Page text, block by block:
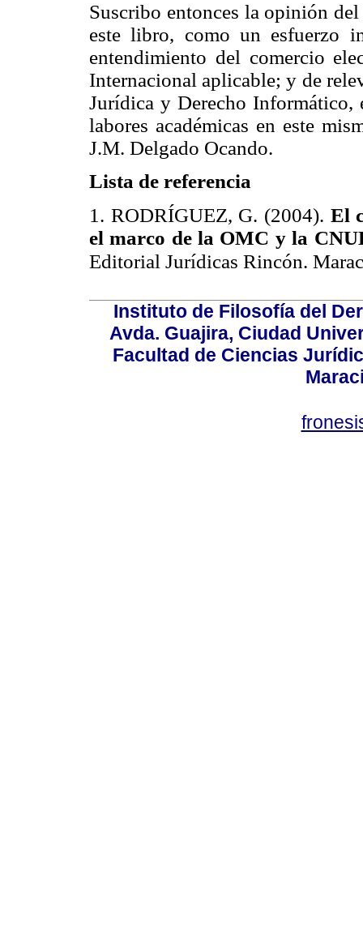
Suscribo entonces la opinión
este libro, como un esfuerzo
entendimiento del comercio
Internacional aplicable; y de
Jurídica y Derecho
labores académicas en este
J.M. Delgado Ocando.
Lista de referencia
1. RODRÍGUEZ, G. (2004). El
el marco de la OMC y la
Editorial Jurídicas Rincón.
Instituto de Filosofía del
Avda. Guajira, Ciudad
Facultad de Ciencias